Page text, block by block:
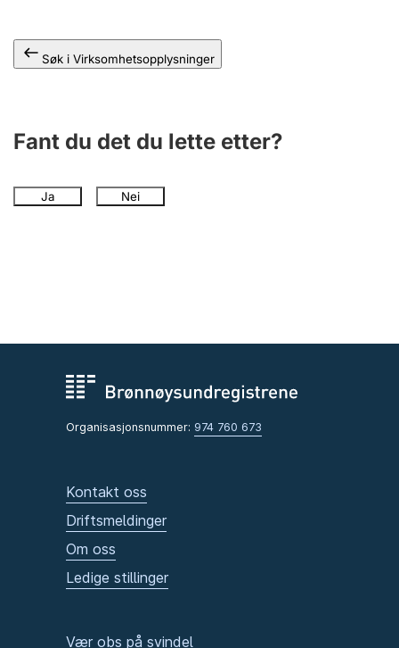
Søk i Virksomhetsopplysninger
Fant du det du lette etter?
Ja Nei
Organisasjonsnummer: 974 760 673
Kontakt oss
Driftsmeldinger
Om oss
Ledige stillinger
Vær obs på svindel